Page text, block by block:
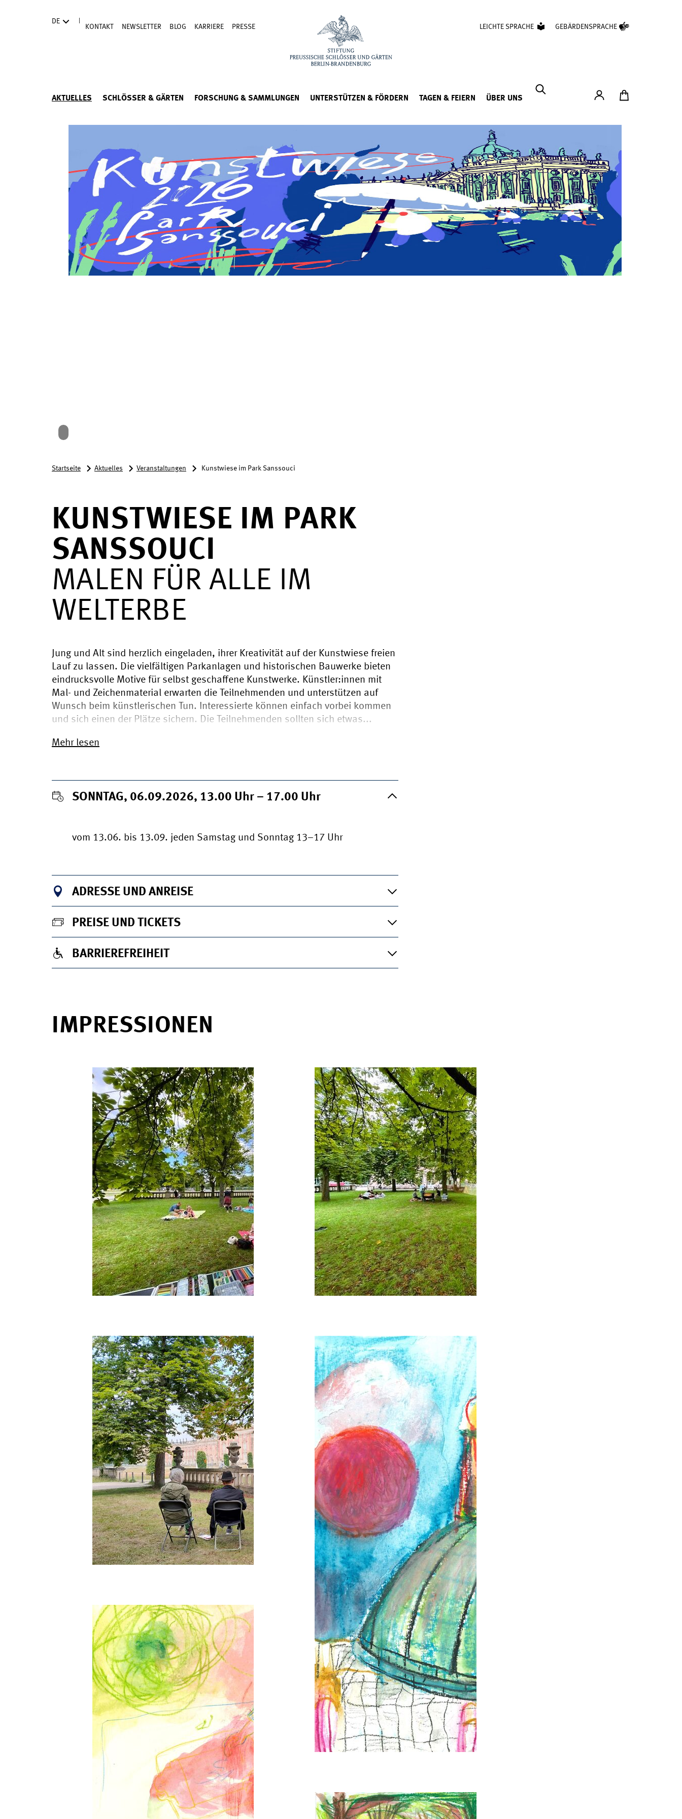
DE
KONTAKT NEWSLETTER BLOG KARRIERE PRESSE LEICHTE SPRACHE GEBÄRDENSPRACHE
AKTUELLES SCHLÖSSER & GÄRTEN FORSCHUNG & SAMMLUNGEN UNTERSTÜTZEN & FÖRDERN TAGEN & FEIERN ÜBER UNS
Konto Zum Ticketshop
Startseite Aktuelles Veranstaltungen Kunstwiese im Park Sanssouci
KUNSTWIESE IM PARK
SANSSOUCI
MALEN FÜR ALLE IM
WELTERBE
Jung und Alt sind herzlich eingeladen, ihrer Kreativität auf der Kunstwiese freien
Lauf zu lassen. Die vielfältigen Parkanlagen und historischen Bauwerke bieten
eindrucksvolle Motive für selbst geschaffene Kunstwerke. Künstler:innen mit
Mal- und Zeichenmaterial erwarten die Teilnehmenden und unterstützen auf
Wunsch beim künstlerischen Tun. Interessierte können einfach vorbei kommen
und sich einen der Plätze sichern. Die Teilnehmenden sollten sich etwas...
Mehr lesen
SONNTAG, 06.09.2026, 13.00 Uhr – 17.00 Uhr
vom 13.06. bis 13.09. jeden Samstag und Sonntag 13–17 Uhr
ADRESSE UND ANREISE
PREISE UND TICKETS
BARRIEREFREIHEIT
IMPRESSIONEN